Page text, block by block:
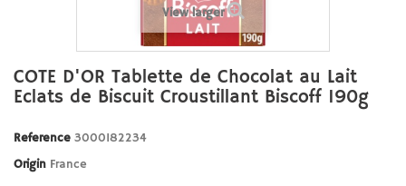
View larger
COTE D'OR Tablette de Chocolat au Lait
Eclats de Biscuit Croustillant Biscoff 190g
Reference 3000182234
Origin France